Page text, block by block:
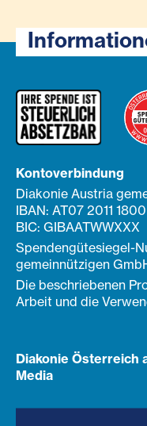
Kontoverbindung
Diakonie Austria
IBAN: AT07 2011
BIC: GIBAATWWXXX
Spendengütesiegel-
gemeinnützigen
Die beschriebenen
Arbeit und die
Diakonie Österreich
Media